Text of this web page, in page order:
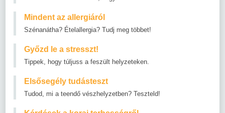
Mindent az allergiáról
Szénanátha? Ételallergia? Tudj meg többet!
Győzd le a stresszt!
Tippek, hogy túljuss a feszült helyzeteken.
Elsősegély tudásteszt
Tudod, mi a teendő vészhelyzetben? Teszteld!